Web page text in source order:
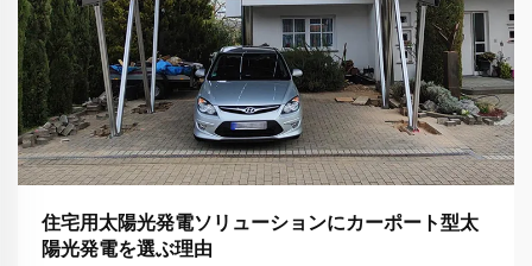
住宅用太陽光発電ソリューションにカーポート型太
陽光発電を選ぶ理由